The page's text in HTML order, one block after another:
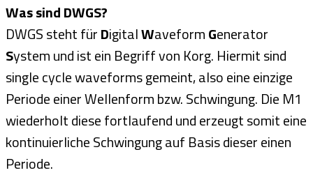
Was sind DWGS?
DWGS steht fürDigitalWaveformGenerator
System und ist ein Begriff von Korg. Hiermit sind
single cycle waveforms gemeint, also eine einzige
Periode einer Wellenform bzw. Schwingung. Die M1
wiederholt diese fortlaufend und erzeugt somit eine
kontinuierliche Schwingung auf Basis dieser einen
Periode.